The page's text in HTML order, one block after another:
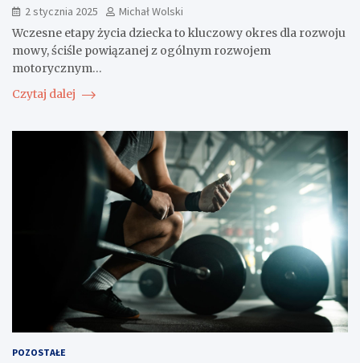
2 stycznia 2025
Michał Wolski
Wczesne etapy życia dziecka to kluczowy okres dla rozwoju
mowy, ściśle powiązanej z ogólnym rozwojem
motorycznym…
Czytaj dalej
POZOSTAŁE